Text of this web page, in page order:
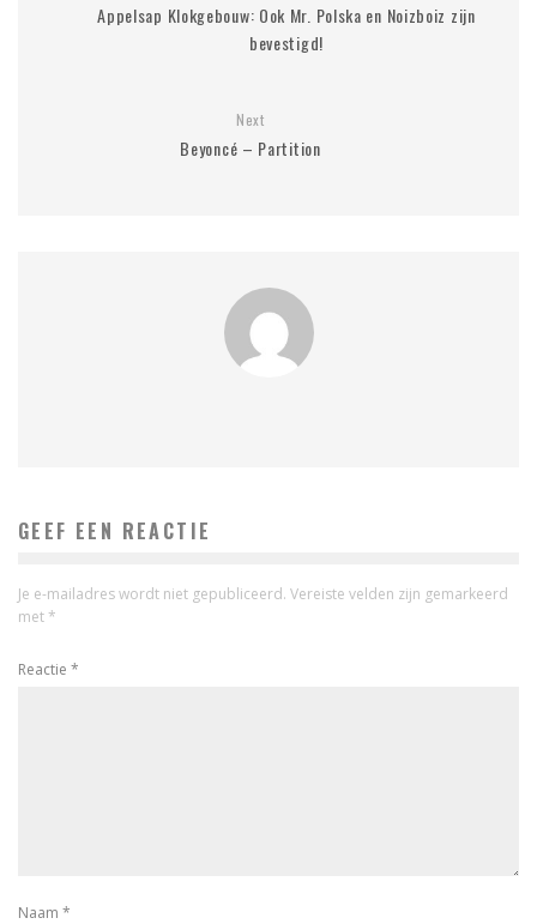
Appelsap Klokgebouw: Ook Mr. Polska en Noizboiz zijn
bevestigd!
Next
Beyoncé – Partition
GEEF EEN REACTIE
Je e-mailadres wordt niet gepubliceerd. Vereiste velden zijn gemarkeerd
met *
Reactie *
Naam *